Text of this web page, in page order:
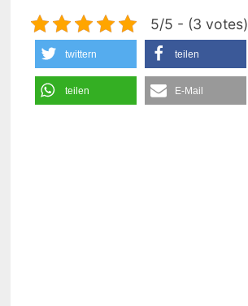
5/5 - (3 votes)
twittern teilen
teilen E-Mail